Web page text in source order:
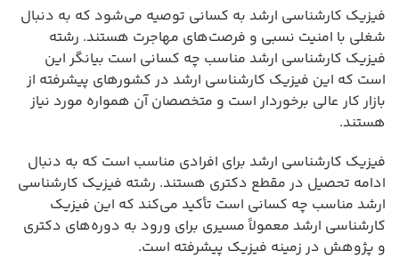
فیزیک کارشناسی ارشد به کسانی توصیه می‌شود که به دنبال
شغلی با امنیت نسبی و فرصت‌های مهاجرت هستند. رشته
فیزیک کارشناسی ارشد مناسب چه کسانی است بیانگر این
است که این فیزیک کارشناسی ارشد در کشورهای پیشرفته از
بازار کار عالی برخوردار است و متخصصان آن همواره مورد نیاز
هستند.
فیزیک کارشناسی ارشد برای افرادی مناسب است که به دنبال
ادامه تحصیل در مقطع دکتری هستند. رشته فیزیک کارشناسی
ارشد مناسب چه کسانی است تأکید می‌کند که این فیزیک
کارشناسی ارشد معمولاً مسیری برای ورود به دوره‌های دکتری
و پژوهش در زمینه فیزیک پیشرفته است.